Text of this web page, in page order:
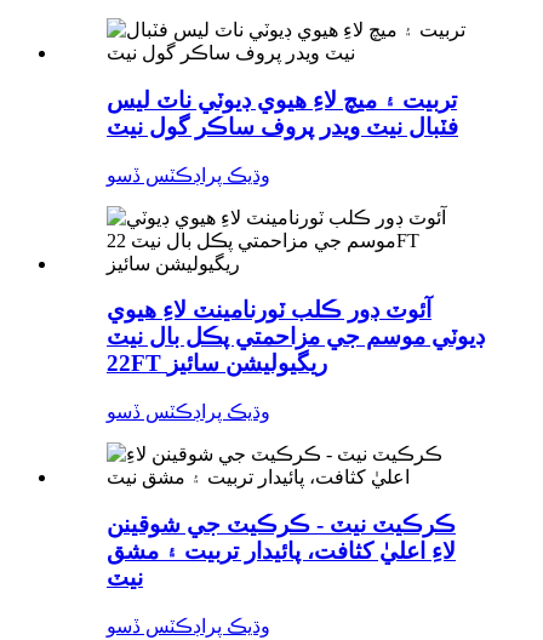
تربيت ۽ ميچ لاءِ هيوي ڊيوٽي ناٽ لیس
فٽبال نيٽ ويدر پروف ساڪر گول نيٽ
وڌيڪ پراڊڪٽس ڏسو
آئوٽ ڊور ڪلب ٽورنامينٽ لاءِ هيوي
ڊيوٽي موسم جي مزاحمتي پڪل بال نيٽ
22FT ريگيوليشن سائيز
وڌيڪ پراڊڪٽس ڏسو
ڪرڪيٽ نيٽ - ڪرڪيٽ جي شوقينن
لاءِ اعليٰ کثافت، پائيدار تربيت ۽ مشق
نيٽ
وڌيڪ پراڊڪٽس ڏسو